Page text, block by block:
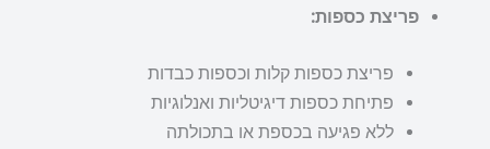
פריצת כספות:
פריצת כספות קלות וכספות כבדות
פתיחת כספות דיגיטליות ואנלוגיות
ללא פגיעה בכספת או בתכולתה